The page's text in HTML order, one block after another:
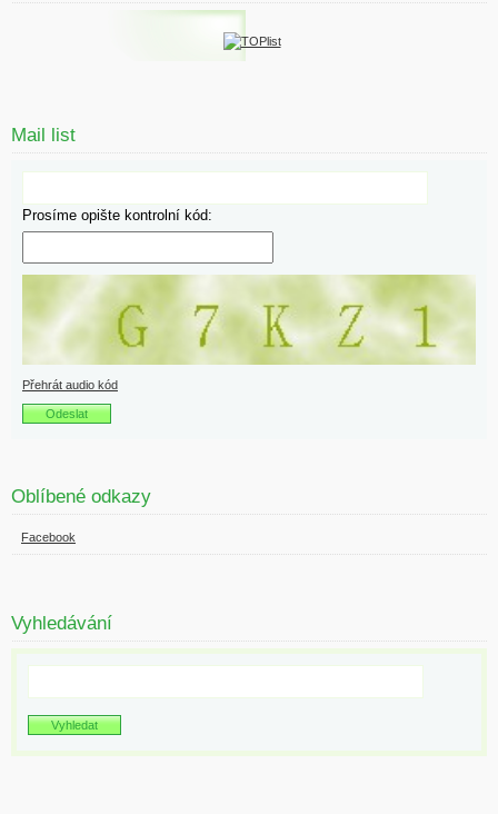
Mail list
Prosíme opište kontrolní kód:
Přehrát audio kód
Oblíbené odkazy
Facebook
Vyhledávání